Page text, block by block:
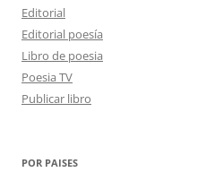
Editorial
Editorial poesía
Libro de poesia
Poesia TV
Publicar libro
POR PAISES